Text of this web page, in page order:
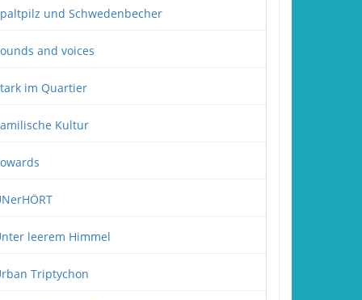
und Schwedenbecher
and voices
im Quartier
Kultur
leerem Himmel
Triptychon